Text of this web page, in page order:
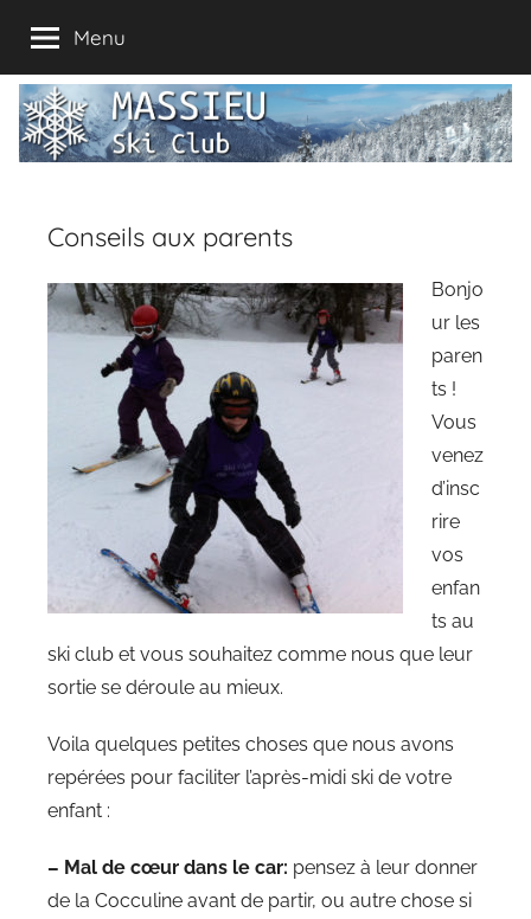
contenu
Menu
Massieu
Ski
Club
Valdaine,
Pays
Voironnais,
Chartreuse
Conseils aux parents
Bonjo
ur les
paren
ts !
Vous
venez
d’insc
rire
vos
enfan
ts au
ski club et vous souhaitez comme nous que leur
sortie se déroule au mieux.
Voila quelques petites choses que nous avons
repérées pour faciliter l’après-midi ski de votre
enfant :
– Mal de cœur dans le car: pensez à leur donner
de la Cocculine avant de partir, ou autre chose si